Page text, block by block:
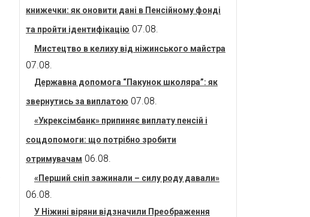
книжечки: як оновити дані в Пенсійному фонді
та пройти ідентифікацію 07.08.
Мистецтво в келиху від ніжинського майстра
07.08.
Державна допомога “Пакунок школяра”: як
звернутись за виплатою 07.08.
«Укрексімбанк» припиняє виплату пенсій і
соцдопомоги: що потрібно зробити
отримувачам 06.08.
«Перший сніп зажинали – силу роду давали»
06.08.
У Ніжині віряни відзначили Преображення